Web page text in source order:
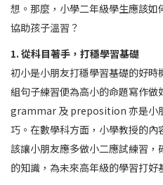
想。那麼，小學二年級學生應該
協助孩子溫習？
1. 從科目著手，打穩學習基礎
初小是小朋友打穩學習基礎的好
組句子練習便為高小的命題寫作
grammar 及 preposition 亦是小
巧。在數學科方面，小學教授的
該讓小朋友應多做小二應試練習
的知識，為未來高年級的學習打好